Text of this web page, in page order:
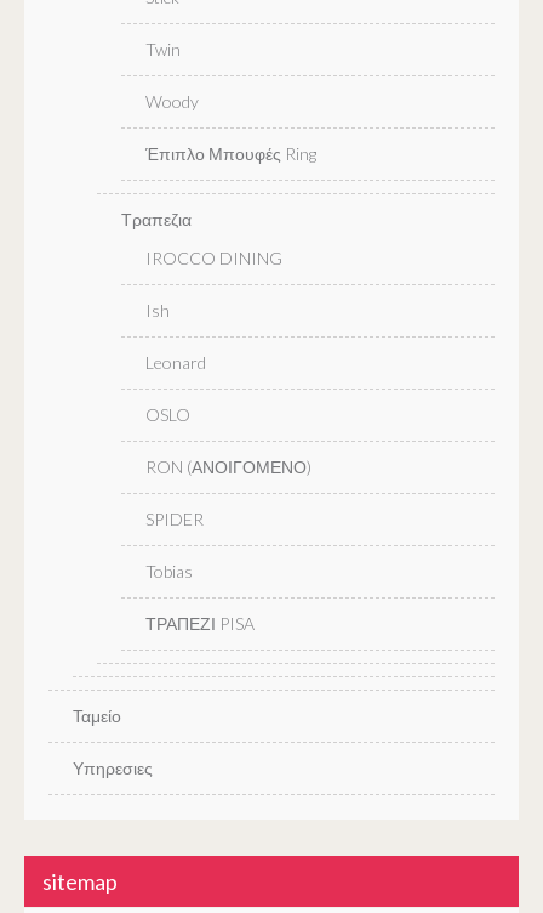
Twin
Woody
Έπιπλο Μπουφές Ring
Τραπεζια
IROCCO DINING
Ish
Leonard
OSLO
RON (ΑΝΟΙΓΟΜΕΝΟ)
SPIDER
Tobias
ΤΡΑΠΕΖΙ PISA
Ταμείο
Υπηρεσιες
sitemap